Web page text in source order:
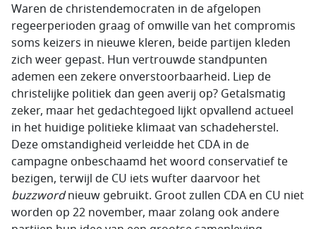
Waren de christendemocraten in de afgelopen
regeerperioden graag of omwille van het compromis
soms keizers in nieuwe kleren, beide partijen kleden
zich weer gepast. Hun vertrouwde standpunten
ademen een zekere onverstoorbaarheid. Liep de
christelijke politiek dan geen averij op? Getalsmatig
zeker, maar het gedachtegoed lijkt opvallend actueel
in het huidige politieke klimaat van schadeherstel.
Deze omstandigheid verleidde het CDA in de
campagne onbeschaamd het woord conservatief te
bezigen, terwijl de CU iets wufter daarvoor het
buzzwordnieuw gebruikt. Groot zullen CDA en CU niet
worden op 22 november, maar zolang ook andere